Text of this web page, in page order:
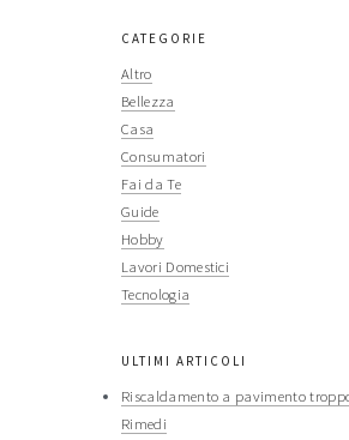
CATEGORIE
Altro
Bellezza
Casa
Consumatori
Fai da Te
Guide
Hobby
Lavori Domestici
Tecnologia
ULTIMI ARTICOLI
Riscaldamento a pavimento
Rimedi​